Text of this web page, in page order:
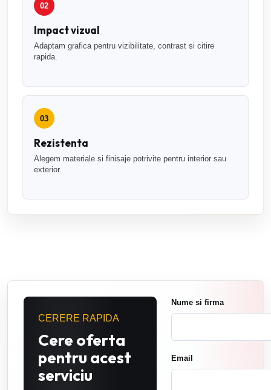
02
Impact vizual
Adaptam grafica pentru vizibilitate, contrast si citire
rapida.
03
Rezistenta
Alegem materiale si finisaje potrivite pentru interior sau
exterior.
CERERE RAPIDA
Cere oferta
pentru acest
serviciu
Nume si firma
Email